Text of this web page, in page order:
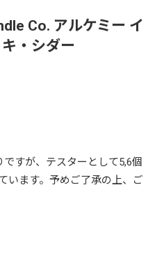
Co. アルケミー イ
・シダー
すが、テスターとして5,6個
います。予めご了承の上、ご